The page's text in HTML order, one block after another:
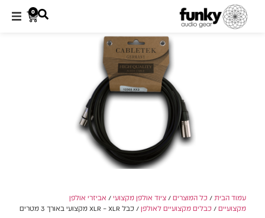
0
עמוד הבית / כל המוצרים /ציוד אולפן מקצועי / אביזרי אולפן
מקצועיים / כבלים מקצועיים לאולפן / כבל XLR – XLR מקצועי באורך 3 מטרים